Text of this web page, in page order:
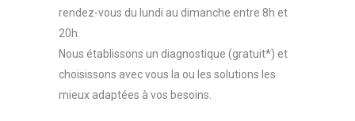
rendez-vous du lundi au dimanche entre 8h et
20h.
Nous établissons un diagnostique (gratuit*) et
choisissons avec vous la ou les solutions les
mieux adaptées à vos besoins.